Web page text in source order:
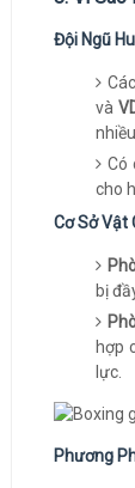
Đội Ngũ
và
Có
cho
Cơ Sở Vật
bị
hợp
lực.
Phương